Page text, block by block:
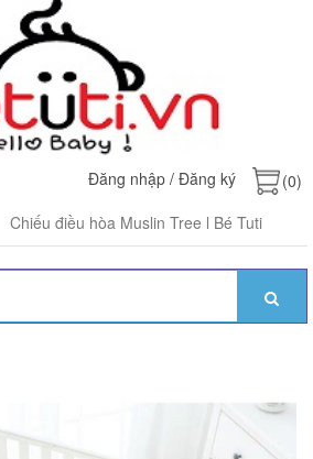
Đăng nhập / Đăng ký
(0)
Chiếu điều hòa Muslin Tree l Bé Tuti